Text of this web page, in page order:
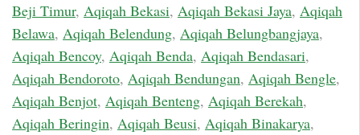
Beji Timur, Aqiqah Bekasi, Aqiqah Bekasi Jaya, Aqiqah
Belawa, Aqiqah Belendung, Aqiqah Belungbangjaya,
Aqiqah Bencoy, Aqiqah Benda, Aqiqah Bendasari,
Aqiqah Bendoroto, Aqiqah Bendungan, Aqiqah Bengle,
Aqiqah Benjot, Aqiqah Benteng, Aqiqah Berekah,
Aqiqah Beringin, Aqiqah Beusi, Aqiqah Binakarya,